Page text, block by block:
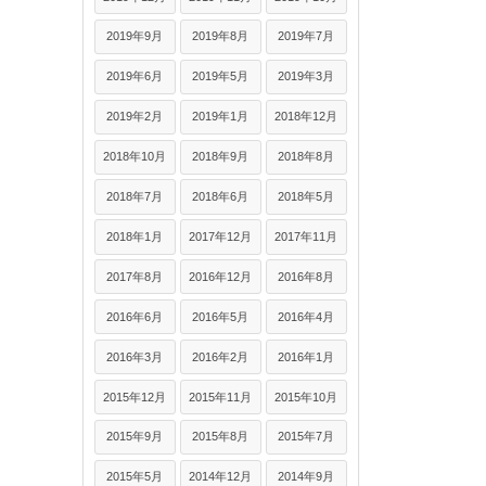
2019年9月 2019年8月 2019年7月
2019年6月 2019年5月 2019年3月
2019年2月 2019年1月 2018年12月
2018年10月 2018年9月 2018年8月
2018年7月 2018年6月 2018年5月
2018年1月 2017年12月 2017年11月
2017年8月 2016年12月 2016年8月
2016年6月 2016年5月 2016年4月
2016年3月 2016年2月 2016年1月
2015年12月 2015年11月 2015年10月
2015年9月 2015年8月 2015年7月
2015年5月 2014年12月 2014年9月